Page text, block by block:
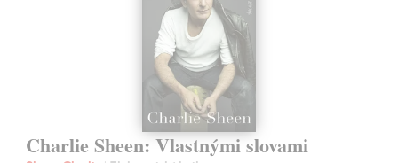
Charlie Sheen: Vlastnými slovami